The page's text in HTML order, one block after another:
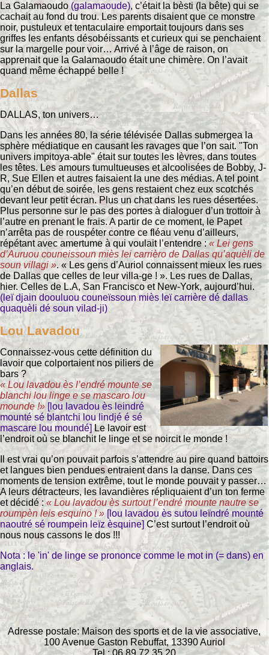
La Galamaoudo(galamaoude), c’était la bèsti (la bête) qui se
cachait au fond du trou. Les parents disaient que ce monstre
noir, pustuleux et tentaculaire emportait toujours dans ses
griffes les enfants désobéissants et curieux qui se penchaient
sur la margelle pour voir… Arrivé à l’âge de raison, on
apprenait que la Galamaoudo était une chimère. On l’avait
quand même échappé belle !
Dallas
DALLAS, ton univers…
Dans les années 80, la série télévisée Dallas submergea la
sphère médiatique en causant les ravages que l’on sait. "Ton
univers impitoya-able" était sur toutes les lèvres, dans toutes
les têtes. Les amours tumultueuses et alcoolisées de Bobby, J-
R, Sue Ellen et autres faisaient la une des médias. A tel point
qu’en début de soirée, les gens restaient chez eux scotchés
devant leur petit écran. Plus un chat dans les rues désertées.
Plus personne sur le pas des portes à dialoguer d’un trottoir à
l’autre en prenant le frais. A partir de ce moment, le Papet
n’arrêta pas de rouspéter contre ce fléau venu d’ailleurs,
répétant avec amertume à qui voulait l’entendre :« Lei gens
d’Auruou couneissoun miès lei carrièro de Dallas qu’aquèli de
soun villagi ». « Les gens d’Auriol connaissent mieux les rues
de Dallas que celles de leur villa-ge ! ». Les rues de Dallas,
hier. Celles de L.A, San Francisco et New-York, aujourd’hui.
(leï djain doouluou couneïssoun miès leï carrière dé dallas
quaquèli dé soun vilad-ji)
Lou Lavadou
Connaissez-vous cette définition du
lavoir que colportaient nos piliers de
bars ?
« Lou lavadou ès l’endré mounte se
blanchi lou linge e se mascaro lou
mounde !» [lou lavadou ès leindré
mounté sé blantchi lou lindjé é sé
mascare lou moundé]Le lavoir est
l’endroit où se blanchit le linge et se noircit le monde !
Il est vrai qu’on pouvait parfois s’attendre au pire quand battoirs
et langues bien pendues entraient dans la danse. Dans ces
moments de tension extrême, tout le monde pouvait y passer…
A leurs détracteurs, les lavandières répliquaient d’un ton ferme
et décidé :« Lou lavadou ès surtout l’endré mounte nautre se
roumpèn leis esquino ! » [lou lavadou ès sutou leïndré mounté
naoutré sé roumpein leïz èsquine] C’est surtout l’endroit où
nous nous cassons le dos !!!
Nota : le 'in' de linge se prononce comme le mot in (= dans) en
anglais.
Adresse postale: Maison des sports et de la vie associative,
100 Avenue Gaston Rebuffat, 13390 Auriol
Tel : 06 89 72 35 20